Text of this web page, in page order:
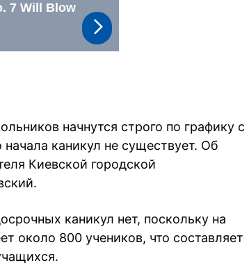
начнутся строго по графику с
каникул не существует. Об
Киевской городской
каникул нет, поскольку на
около 800 учеников, что составляет